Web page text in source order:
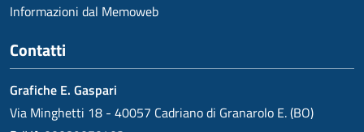
Informazioni dal Memoweb
Contatti
Grafiche E. Gaspari
Via Minghetti 18 - 40057 Cadriano di Granarolo E. (BO)